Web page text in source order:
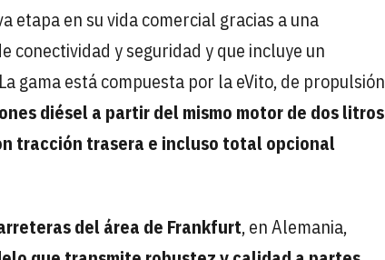
etapa en su vida comercial gracias a una
y seguridad y que incluye un
gama está compuesta por la eVito, de propulsión
diésel a partir del mismo motor de dos litros
tracción trasera e incluso total opcional
del área de Frankfurt, en Alemania,